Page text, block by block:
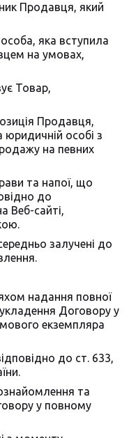
Продавця, який
яка вступила
на умовах,
Товар,
Продавця,
юридичній особі з
на певних
та напої, що
до
Веб-сайті,
залучені до
надання повної
Договору у
екземпляра
до ст. 633,
та
у повному